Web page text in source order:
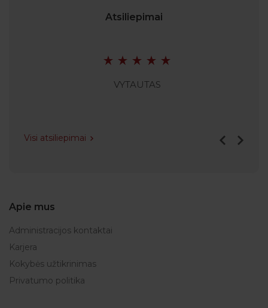
Atsiliepimai
VYTAUTAS
Visi atsiliepimai
Apie mus
Administracijos kontaktai
Karjera
Kokybės užtikrinimas
Privatumo politika